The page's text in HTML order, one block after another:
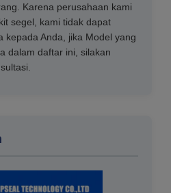
Karena perusahaan kami
segel, kami tidak dapat
kepada Anda, jika Model yang
dalam daftar ini, silakan